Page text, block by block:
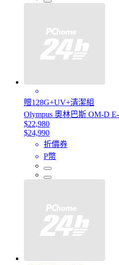
贈128G+UV+清潔組
Olympus 奧林巴斯 OM-D
$22,980
$24,990
折價券
P幣